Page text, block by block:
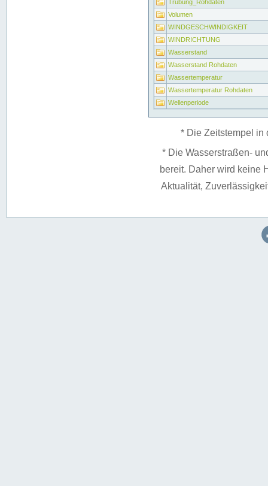
Trübung_Rohdaten
Volumen
WINDGESCHWINDIGKEIT
WINDRICHTUNG
Wasserstand
Wasserstand Rohdaten
Wassertemperatur
Wassertemperatur Rohdaten
Wellenperiode
* Die Zeitstempel in
* Die Wasserstraßen-
bereit. Daher wird keine
Aktualität,